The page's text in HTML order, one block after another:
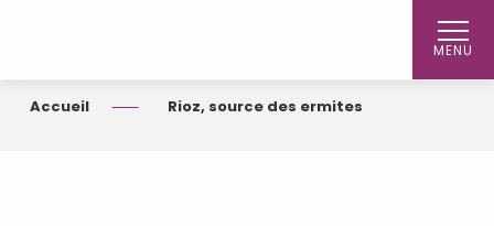
MENU
Accueil Rioz, source des ermites